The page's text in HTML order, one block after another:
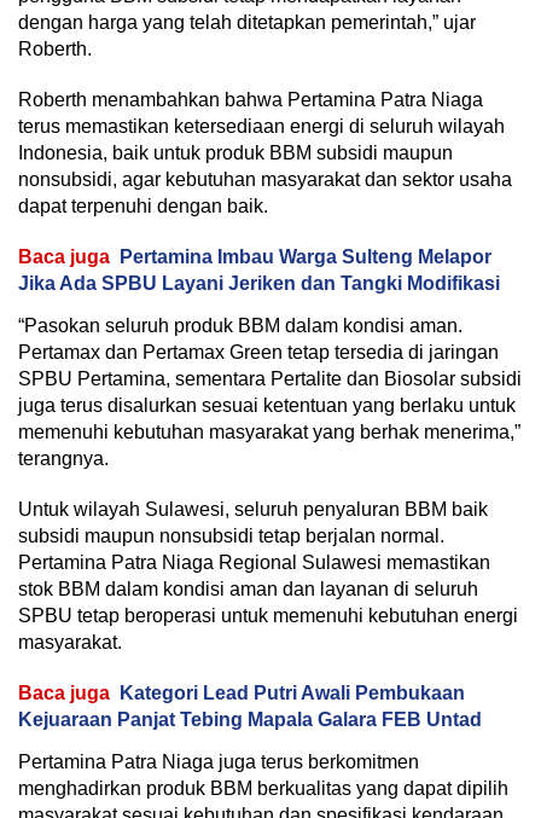
dengan harga yang telah ditetapkan pemerintah,” ujar
Roberth.
Roberth menambahkan bahwa Pertamina Patra Niaga
terus memastikan ketersediaan energi di seluruh wilayah
Indonesia, baik untuk produk BBM subsidi maupun
nonsubsidi, agar kebutuhan masyarakat dan sektor usaha
dapat terpenuhi dengan baik.
Baca juga
Pertamina Imbau Warga Sulteng Melapor
Jika Ada SPBU Layani Jeriken dan Tangki Modifikasi
“Pasokan seluruh produk BBM dalam kondisi aman.
Pertamax dan Pertamax Green tetap tersedia di jaringan
SPBU Pertamina, sementara Pertalite dan Biosolar subsidi
juga terus disalurkan sesuai ketentuan yang berlaku untuk
memenuhi kebutuhan masyarakat yang berhak menerima,”
terangnya.
Untuk wilayah Sulawesi, seluruh penyaluran BBM baik
subsidi maupun nonsubsidi tetap berjalan normal.
Pertamina Patra Niaga Regional Sulawesi memastikan
stok BBM dalam kondisi aman dan layanan di seluruh
SPBU tetap beroperasi untuk memenuhi kebutuhan energi
masyarakat.
Baca juga
Kategori Lead Putri Awali Pembukaan
Kejuaraan Panjat Tebing Mapala Galara FEB Untad
Pertamina Patra Niaga juga terus berkomitmen
menghadirkan produk BBM berkualitas yang dapat dipilih